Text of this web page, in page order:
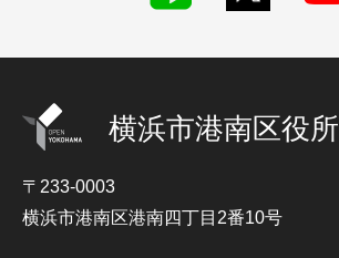
横浜市港南区役所
〒233-0003
横浜市港南区港南四丁目2番10号